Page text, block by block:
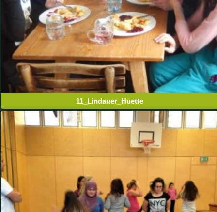
11_Lindauer_Huette